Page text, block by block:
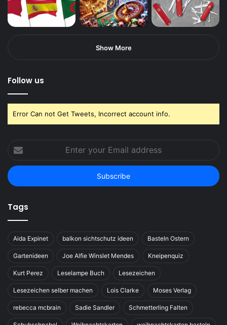
Show More
Follow us
Error Can not Get Tweets, Incorrect account info.
your
Email
address
Tags
Aida Expinet balkon sichtschutz ideen Basteln Ostern
Gartenideen Joe Alfie Winslet Mendes Kneipenquiz
Kurt Perez Leselampe Buch Lesezeichen
Lesezeichen selber machen Lois Clarke Moses Verlag
rebecca mcbrain Sadie Sandler Schmetterling Falten